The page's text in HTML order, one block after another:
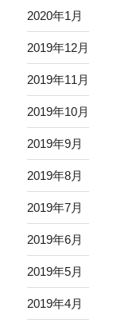
2020年1月
2019年12月
2019年11月
2019年10月
2019年9月
2019年8月
2019年7月
2019年6月
2019年5月
2019年4月